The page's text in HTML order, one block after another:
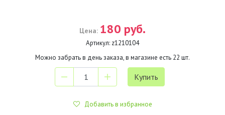
Цена: 180 руб.
Артикул: z1210104
Можно забрать в день заказа, в магазине есть 22 шт.
Добавить в избранное